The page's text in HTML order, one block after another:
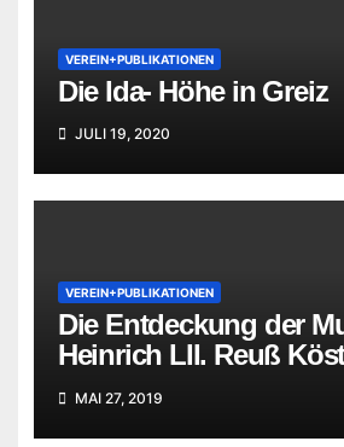
VEREIN+PUBLIKATIONEN
Die Ida- Höhe in Greiz
JULI 19, 2020
VEREIN+PUBLIKATIONEN
Die Entdeckung der
Heinrich LII. Reuß
jüngerer Linie
MAI 27, 2019